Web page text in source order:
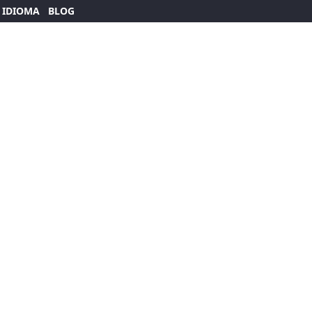
IDIOMA BLOG